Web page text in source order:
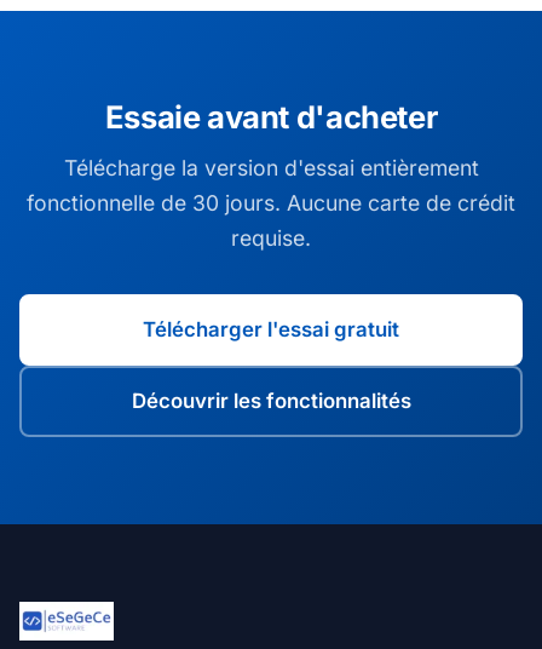
Essaie avant d'acheter
Télécharge la version d'essai entièrement
fonctionnelle de 30 jours. Aucune carte de crédit
requise.
Télécharger l'essai gratuit
Découvrir les fonctionnalités